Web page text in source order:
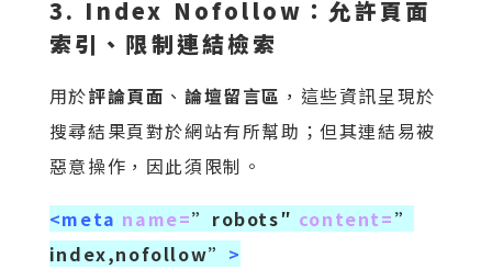
3. Index Nofollow：允許頁面
索引、限制連結檢索
用於評論頁面 、論壇留言區 ，這些資訊呈現於
搜尋結果頁對於網站有所幫助；但其連結易被
惡意操作，因此須限制。
<meta name=”robots″ content=”
index,nofollow” >